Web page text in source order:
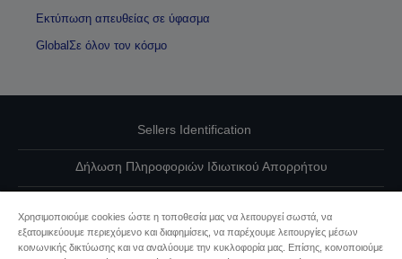
Εκτύπωση απευθείας σε ύφασμα
GlobalΣε όλον τον κόσμο
Sellers Identification
Δήλωση Πληροφοριών Ιδιωτικού Απορρήτου
Επικοινωνήστε μαζί μας για τα δεδομένα σας
Χρησιμοποιούμε cookies ώστε η τοποθεσία μας να λειτουργεί σωστά, να
εξατομικεύουμε περιεχόμενο και διαφημίσεις, να παρέχουμε λειτουργίες μέσων
κοινωνικής δικτύωσης και να αναλύουμε την κυκλοφορία μας. Επίσης, κοινοποιούμε